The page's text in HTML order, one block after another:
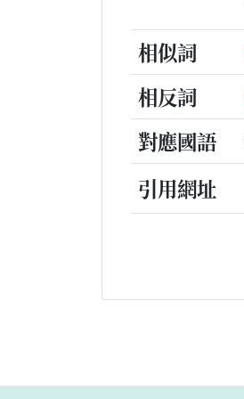
相似詞
相反詞
對應國語
引用網址